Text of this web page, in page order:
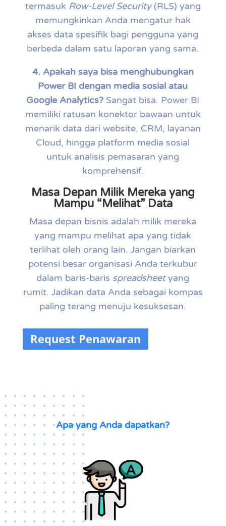
termasuk Row-Level Security(RLS) yang
memungkinkan Anda mengatur hak
akses data spesifik bagi pengguna yang
berbeda dalam satu laporan yang sama.
4. Apakah saya bisa menghubungkan
Power BI dengan media sosial atau
Google Analytics? Sangat bisa. Power BI
memiliki ratusan konektor bawaan untuk
menarik data dari website, CRM, layanan
Cloud, hingga platform media sosial
untuk analisis pemasaran yang
komprehensif.
Masa Depan Milik Mereka yang
Mampu “Melihat” Data
Masa depan bisnis adalah milik mereka
yang mampu melihat apa yang tidak
terlihat oleh orang lain. Jangan biarkan
potensi besar organisasi Anda terkubur
dalam baris-baris spreadsheetyang
rumit. Jadikan data Anda sebagai kompas
paling terang menuju kesuksesan.
Request Penawaran
Apa yang Anda dapatkan?